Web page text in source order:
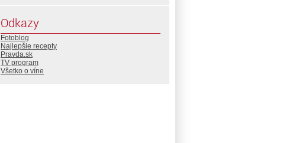
Odkazy
Fotoblog
Najlepšie recepty
Pravda.sk
TV program
Všetko o víne